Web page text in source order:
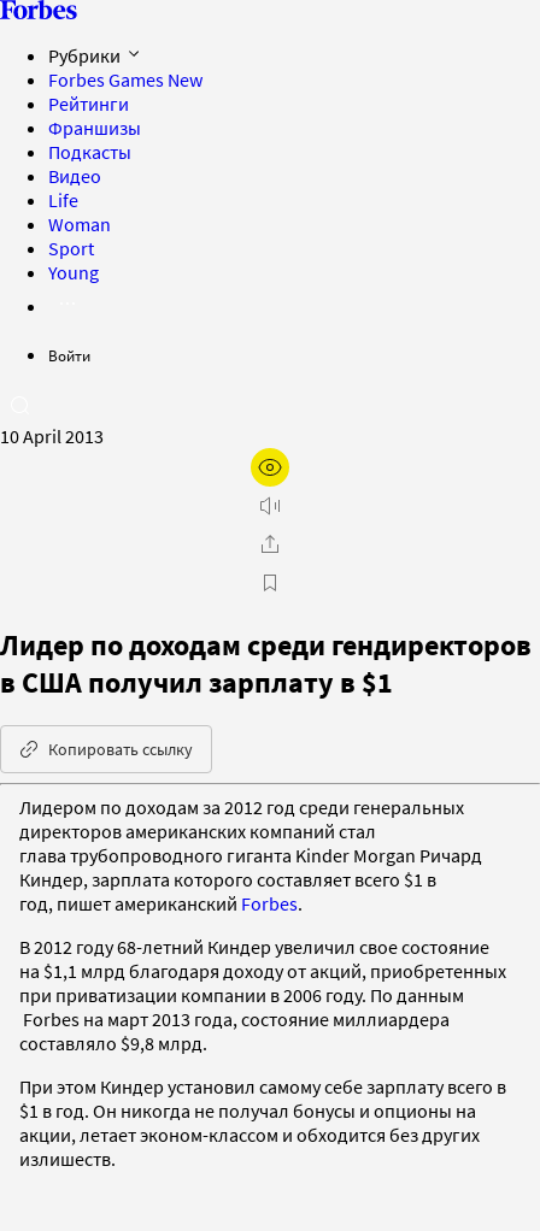
Рубрики
Forbes Games New
Рейтинги
Франшизы
Подкасты
Видео
Life
Woman
Sport
Young
Войти
10 April 2013
Лидер по доходам среди гендиректоров
в США получил зарплату в $1
Копировать ссылку
Лидером по доходам за 2012 год среди генеральных
директоров американских компаний стал
глава трубопроводного гиганта Kinder Morgan Ричард
Киндер, зарплата которого составляет всего $1 в
год, пишет американский Forbes.
В 2012 году 68-летний Киндер увеличил свое состояние
на $1,1 млрд благодаря доходу от акций, приобретенных
при приватизации компании в 2006 году. По данным
Forbes на март 2013 года, состояние миллиардера
составляло $9,8 млрд.
При этом Киндер установил самому себе зарплату всего в
$1 в год. Он никогда не получал бонусы и опционы на
акции, летает эконом-классом и обходится без других
излишеств.